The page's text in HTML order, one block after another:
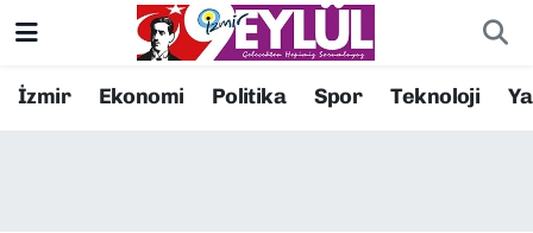
İzmir Ekonomi Politika Spor Teknoloji
Resmi İlanlar
Konak Nöbetçi Eczaneler